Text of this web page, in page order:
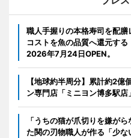
職人手握りの本格寿司を配
コストを魚の品質へ還元す
2026年7月24日OPEN。
【地球約半周分】累計約2
ン専門店「ミニヨン博多駅
「うちの猫が爪切りを嫌が
た関の刃物職人が作る「少